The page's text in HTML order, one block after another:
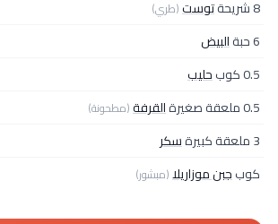
8 شريحة توست(طري)
6 حبة
البيض
0.5 كوب
حليب
0.5 ملعقة صغيرة
القرفة(مطحونة)
3 ملعقة كبيرة
سكر
كوبجبن موزاريلا(مبشور)